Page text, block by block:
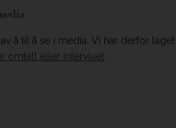
å til å se i media. Vi har derfor laget
omtalt eller intervjuet